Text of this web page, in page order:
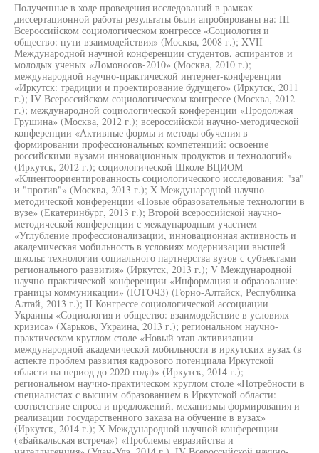
Полученные в ходе проведения исследований в рамках
диссертационной работы результаты были апробированы на: III
Всероссийском социологическом конгрессе «Социология и
общество: пути взаимодействия» (Москва, 2008 г.); XVII
Международной научной конференции студентов, аспирантов и
молодых ученых «Ломоносов-2010» (Москва, 2010 г.);
международной научно-практической интернет-конференции
«Иркутск: традиции и проектирование будущего» (Иркутск, 2011
г.); IV Всероссийском социологическом конгрессе (Москва, 2012
г.); международной социологической конференции «Продолжая
Грушина» (Москва, 2012 г.); всероссийской научно-методической
конференции «Активные формы и методы обучения в
формировании профессиональных компетенций: освоение
российскими вузами инновационных продуктов и технологий»
(Иркутск, 2012 г.); социологической Школе ВЦИОМ
«Клиентоориентированность социологического исследования: "за"
и "против"» (Москва, 2013 г.); X Международной научно-
методической конференции «Новые образовательные технологии в
вузе» (Екатеринбург, 2013 г.); Второй всероссийской научно-
методической конференции с международным участием
«Углубление профессионализации, инновационная активность и
академическая мобильность в условиях модернизации высшей
школы: технологии социального партнерства вузов с субъектами
регионального развития» (Иркутск, 2013 г.); V Международной
научно-практической конференции «Информация и образование:
границы коммуникации» (ЮТОЧЗ) (Горно-Алтайск, Республика
Алтай, 2013 г.); II Конгрессе социологической ассоциации
Украины «Социология и общество: взаимодействие в условиях
кризиса» (Харьков, Украина, 2013 г.); региональном научно-
практическом круглом столе «Новый этап активизации
международной академической мобильности в иркутских вузах (в
аспекте проблем развития кадрового потенциала Иркутской
области на период до 2020 года)» (Иркутск, 2014 г.);
региональном научно-практическом круглом столе «Потребности в
специалистах с высшим образованием в Иркутской области:
соответствие спроса и предложений, механизмы формирования и
реализации государственного заказа на обучение в вузах»
(Иркутск, 2014 г.); X Международной научной конференции
(«Байкальская встреча») «Проблемы евразийства и